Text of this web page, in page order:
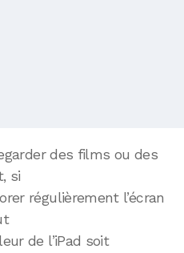
des films ou des
si
régulièrement l’écran
de l’iPad soit